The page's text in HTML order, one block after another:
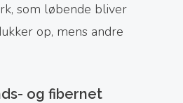
som løbende bliver
op, mens andre
og fibernet